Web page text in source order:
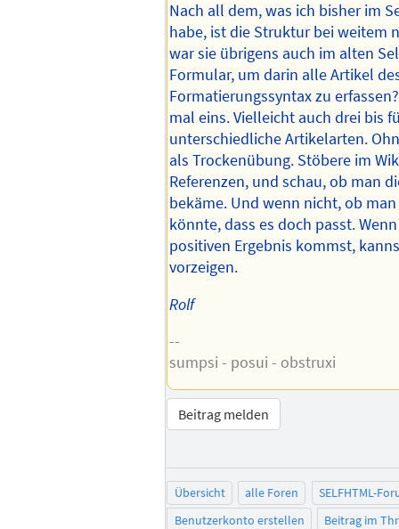
Nach all dem, was ich bisher im
habe, ist die Struktur bei weitem
war sie übrigens auch im alten
Formular, um darin alle Artikel
Formatierungssyntax zu
mal eins. Vielleicht auch drei bis
unterschiedliche Artikelarten.
als Trockenübung. Stöbere im
Referenzen, und schau, ob man
bekäme. Und wenn nicht, ob
könnte, dass es doch passt.
positiven Ergebnis kommst,
vorzeigen.
Rolf
--
sumpsi - posui - obstruxi
Beitrag melden
Übersicht alle Foren
SELFHTML-
Benutzerkonto erstellen
Beitrag im